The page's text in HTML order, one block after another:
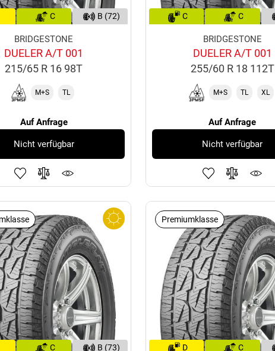
C B (72)
BRIDGESTONE
DUELER A/T 001
215/65 R 16 98T
M+S TL
Auf Anfrage
Nicht verfügbar
C C
BRIDGESTONE
DUELER A/T 001
255/60 R 18 112T
M+S TL XL
Auf Anfrage
Nicht verfügbar
C B (73)
Premiumklasse
D C